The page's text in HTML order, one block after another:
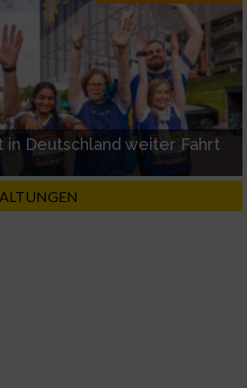
in Deutschland weiter Fahrt